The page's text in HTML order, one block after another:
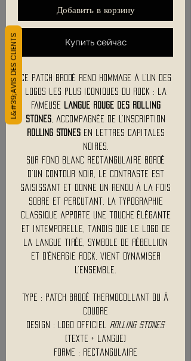
Добавить в корзину
Купить сейчас
Ce patch brodé rend hommage à l’un des
logos les plus iconiques du rock : la
fameuse
langue rouge des Rolling
Stones , accompagnée de l’inscription
ROLLING STONESen lettres capitales
noires.
Sur fond blanc rectangulaire bordé
d’un contour noir, le contraste est
saisissant et donne un rendu à la fois
sobre et percutant. La typographie
classique apporte une touche élégante
et intemporelle, tandis que le logo de
la langue tirée, symbole de rébellion
et d’énergie rock, vient dynamiser
l’ensemble.
Type : Patch brodé thermocollant ou à
coudre
Design : Logo officiel Rolling Stones
(texte + langue)
Forme : Rectangulaire
L&#39;AVIS DES CLIENTS